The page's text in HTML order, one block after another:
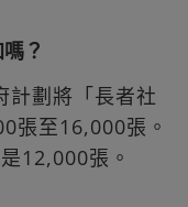
？
計劃將「長者社
張至16,000張。
12,000張。